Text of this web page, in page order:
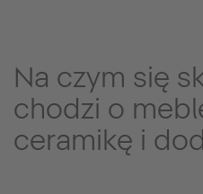
Na czym się
chodzi o
ceramikę i